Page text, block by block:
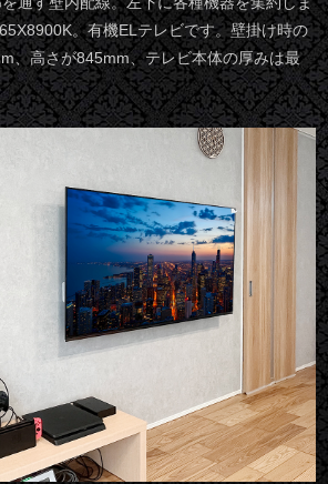
。有機ELテレビです。壁掛け時の
、高さが845mm、テレビ本体の厚みは最